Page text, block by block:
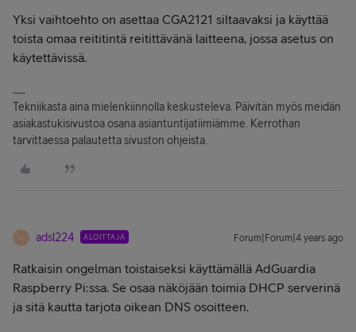
Yksi vaihtoehto on asettaa CGA2121 siltaavaksi ja käyttää
toista omaa reititintä reitittävänä laitteena, jossa asetus on
käytettävissä.
Tekniikasta aina mielenkiinnolla keskusteleva. Päivitän myös meidän
asiakastukisivustoa osana asiantuntijatiimiämme. Kerrothan
tarvittaessa palautetta sivuston ohjeista.
A adsl224 ALOITTAJA Forum|Forum|4 years ago
Ratkaisin ongelman toistaiseksi käyttämällä AdGuardia
Raspberry Pi:ssa. Se osaa näköjään toimia DHCP serverinä
ja sitä kautta tarjota oikean DNS osoitteen.